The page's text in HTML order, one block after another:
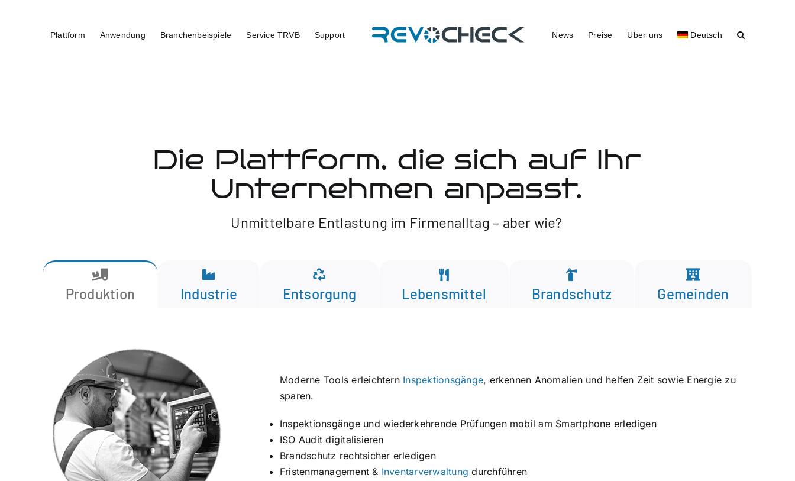
Plattform Anwendung Branchenbeispiele Service TRVB Support News Preise Über uns Deutsch
Die Plattform, die sich auf Ihr
Unternehmen anpasst.
Unmittelbare Entlastung im Firmenalltag – aber wie?
Produktion Industrie Entsorgung Lebensmittel Brandschutz Gemeinden
Moderne Tools erleichtern Inspektionsgänge, erkennen Anomalien und helfen Zeit sowie Energie zu
sparen.
Inspektionsgänge und wiederkehrende Prüfungen mobil am Smartphone erledigen
ISO Audit digitalisieren
Brandschutz rechtsicher erledigen
Fristenmanagement & Inventarverwaltung durchführen